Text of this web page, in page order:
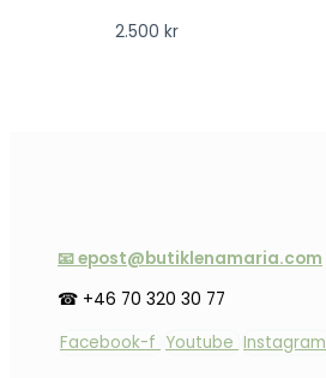
2.500kr
📧 epost@butiklenamaria.com
☎ +46 70 320 30 77
Facebook-f Youtube Instagram